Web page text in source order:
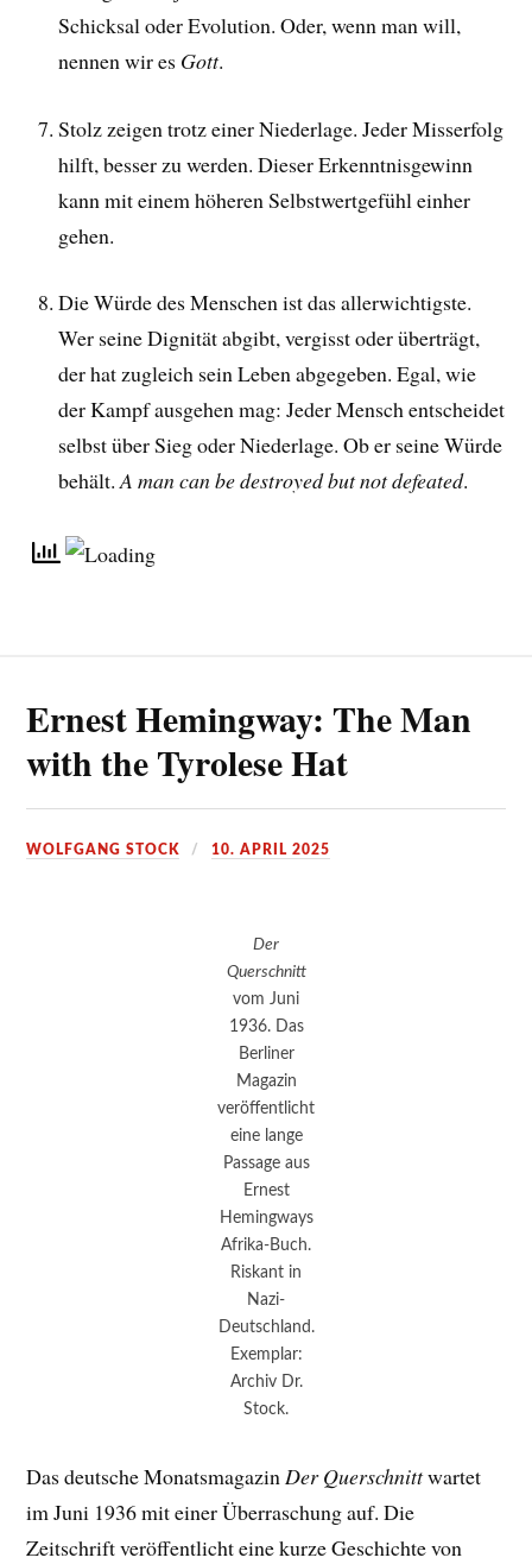
Schicksal oder Evolution. Oder, wenn man will,
nennen wir es Gott.
Stolz zeigen trotz einer Niederlage. Jeder Misserfolg
hilft, besser zu werden. Dieser Erkenntnisgewinn
kann mit einem höheren Selbstwertgefühl einher
gehen.
Die Würde des Menschen ist das allerwichtigste.
Wer seine Dignität abgibt, vergisst oder überträgt,
der hat zugleich sein Leben abgegeben. Egal, wie
der Kampf ausgehen mag: Jeder Mensch entscheidet
selbst über Sieg oder Niederlage. Ob er seine Würde
behält.A man can be destroyed but not defeated.
Ernest Hemingway: The Man
with the Tyrolese Hat
WOLFGANG STOCK 10. APRIL 2025
Der
Querschnitt
vom Juni
1936. Das
Berliner
Magazin
veröffentlicht
eine lange
Passage aus
Ernest
Hemingways
Afrika-Buch.
Riskant in
Nazi-
Deutschland.
Exemplar:
Archiv Dr.
Stock.
Das deutsche MonatsmagazinDer Querschnittwartet
im Juni 1936 mit einer Überraschung auf. Die
Zeitschrift veröffentlicht eine kurze Geschichte von